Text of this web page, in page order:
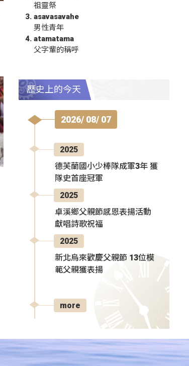
祖靈祭
asavasavahe
男性青年
atamatama
父字輩的稱呼
歷史上的今天
2026/ 08/ 07
2025
德芙蘭國小少棒隊成軍3年 獲
隊史首座冠軍
2025
卓溪鄉父親節感恩表揚活動
獻唱詩歌祝福
2025
新北烏來歡慶父親節 13位模
範父親獲表揚
more